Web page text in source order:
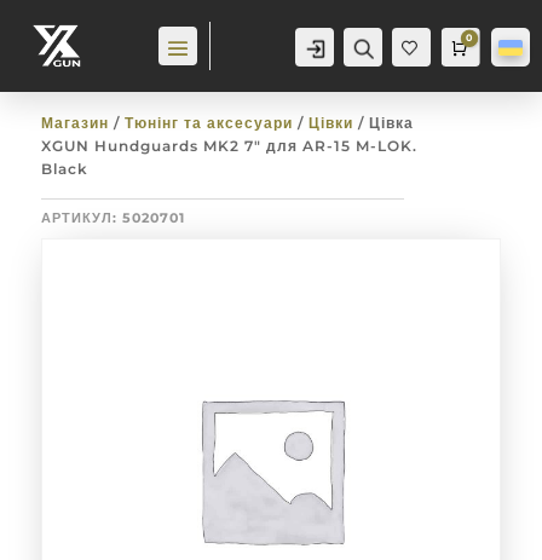
Аккаунт Пошук
Баж
анн
Cart
0
0,0грн
Магазин / Тюнінг та аксесуари / Цівки / Цівка
XGUN Hundguards MK2 7″ для AR-15 M-LOK.
Black
АРТИКУЛ: 5020701